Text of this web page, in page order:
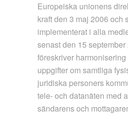
Europeiska unionens
kraft den 3 maj 2006 och
implementerat i alla
senast den 15
föreskriver
uppgifter om samtliga
juridiska personers
tele- och datanäten med
sändarens och